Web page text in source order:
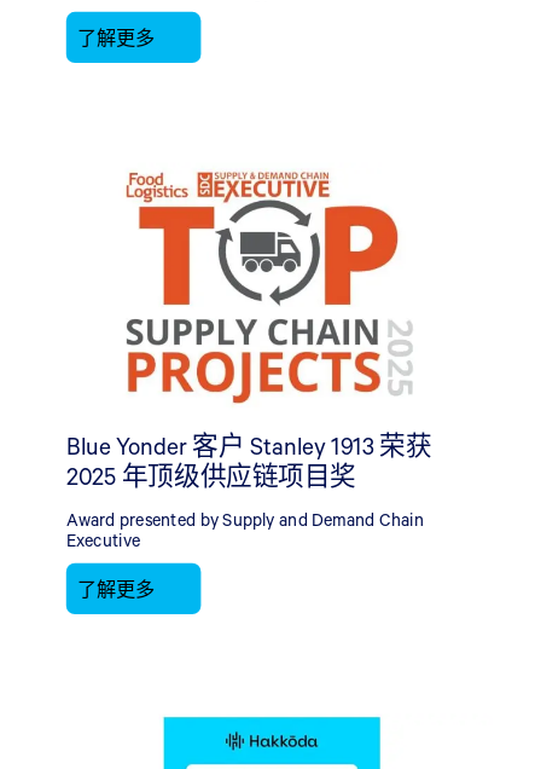
了解更多
Blue Yonder 客户 Stanley 1913 荣获
2025 年顶级供应链项目奖
Award presented by Supply and Demand Chain
Executive
了解更多